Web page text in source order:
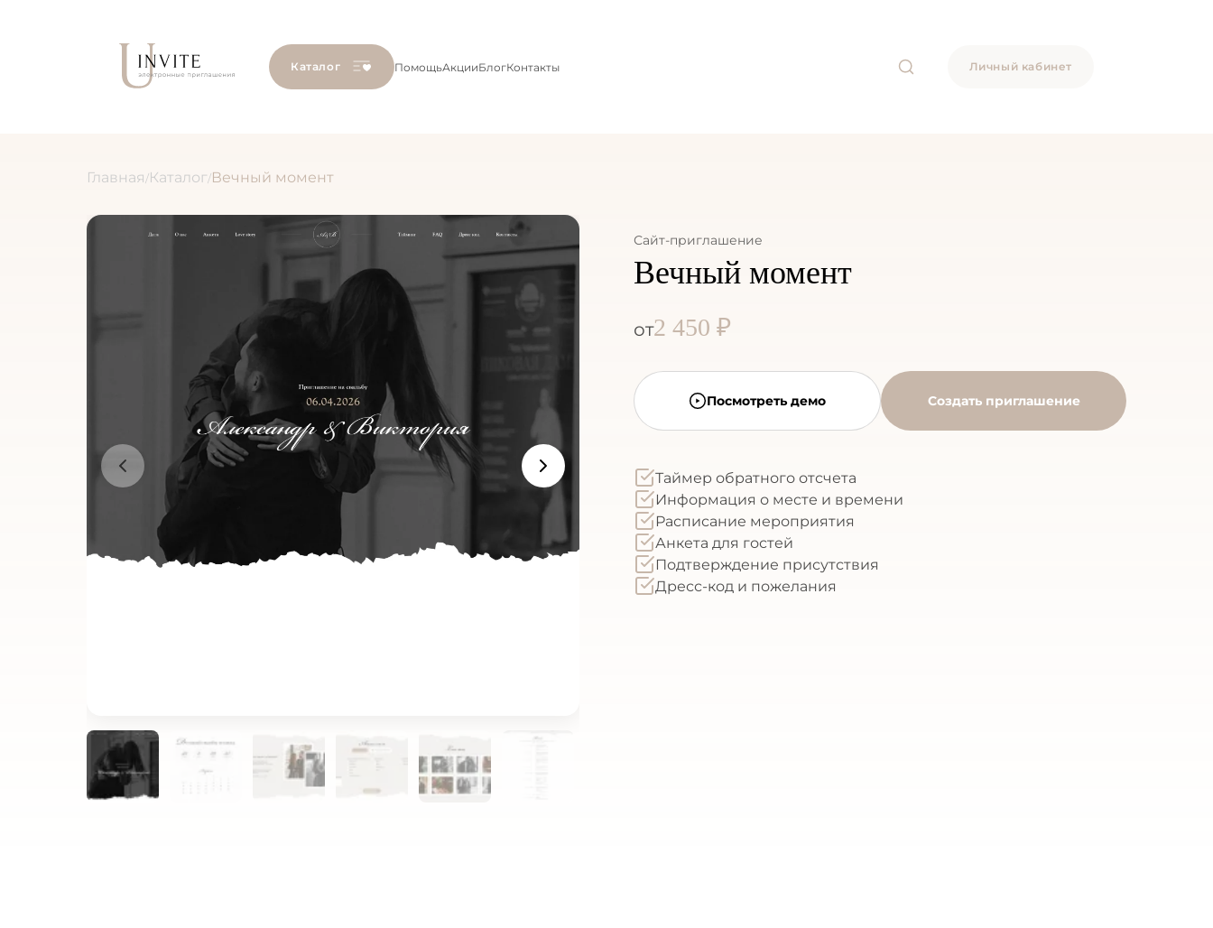
Каталог ПомощьАкцииБлогКонтакты Личный кабинет
Главная /Каталог/Вечный момент
Сайт-приглашение
Вечный момент
от2 450 ₽
Посмотреть демо Создать приглашение
Таймер обратного отсчета
Информация о месте и времени
Расписание мероприятия
Анкета для гостей
Подтверждение присутствия
Дресс-код и пожелания